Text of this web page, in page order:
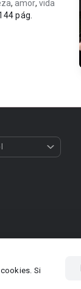
, amor, vida
Texto completo 144 pág.
Si